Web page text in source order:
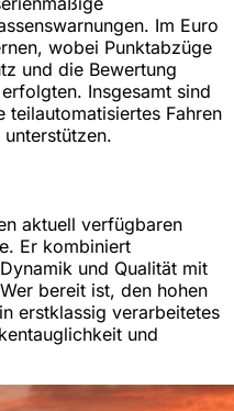
Im Euro
wobei Punktabzüge
und die Bewertung
Insgesamt sind
Fahren
aktuell verfügbaren
Er kombiniert
und Qualität mit
bereit ist, den hohen
erstklassig verarbeitetes
und